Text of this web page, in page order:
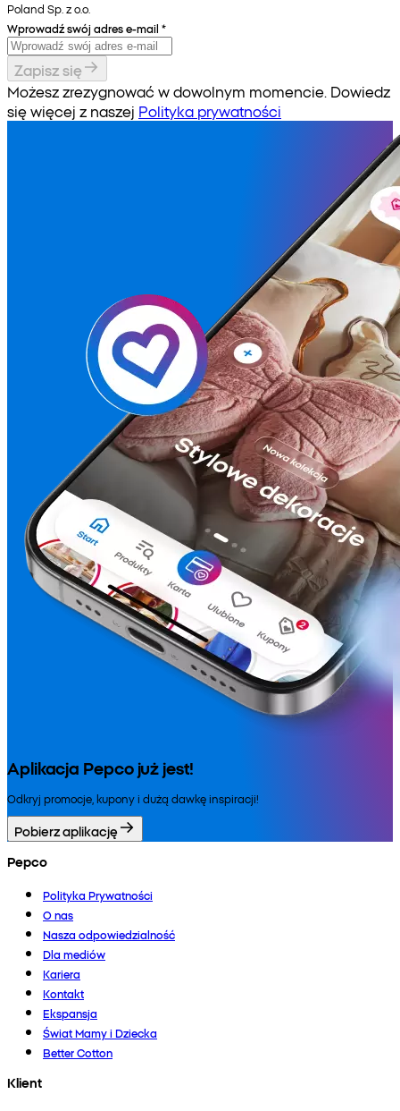
Poland Sp. z o.o.
Wprowadź swój adres e-mail *
Zapisz się
Możesz zrezygnować w dowolnym momencie. Dowiedz
się więcej z naszej Polityka prywatności
Aplikacja Pepco już jest!
Odkryj promocje, kupony i dużą dawkę inspiracji!
Pobierz aplikację
Pepco
Polityka Prywatności
O nas
Nasza odpowiedzialność
Dla mediów
Kariera
Kontakt
Ekspansja
Świat Mamy i Dziecka
Better Cotton
Klient